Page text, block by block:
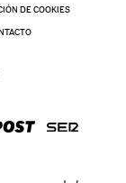
DE COOKIES